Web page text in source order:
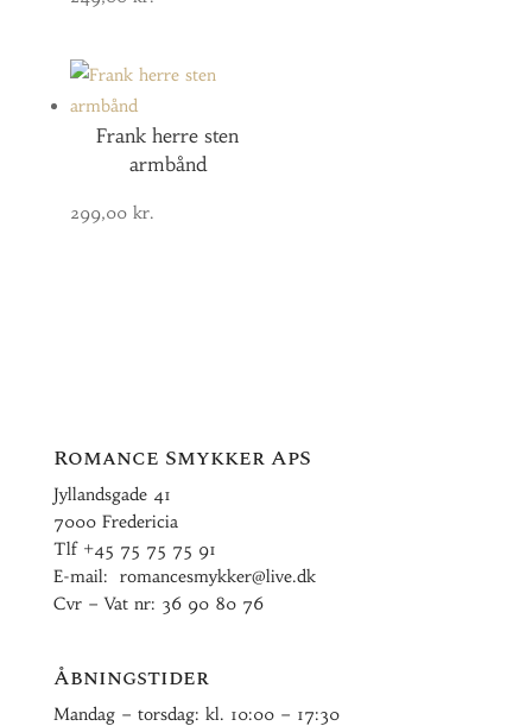
Frank herre sten
armbånd
299,00 kr.
Romance Smykker ApS
Jyllandsgade 41
7000 Fredericia
Tlf +45 75 75 75 91
E-mail: romancesmykker@live.dk
Cvr – Vat nr: 36 90 80 76
Åbningstider
Mandag – torsdag: kl. 10:00 – 17:30